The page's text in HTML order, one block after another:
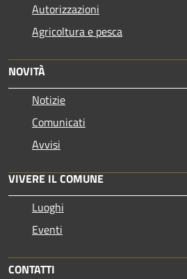
Autorizzazioni
Agricoltura e pesca
NOVITÀ
Notizie
Comunicati
Avvisi
VIVERE IL COMUNE
Luoghi
Eventi
CONTATTI